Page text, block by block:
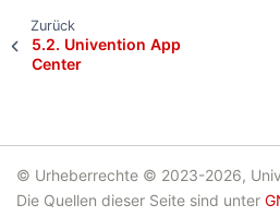
Zurück
5.2. Univention App
Center
© Urheberrechte © 2023-2026,
Die Quellen dieser Seite sind unter